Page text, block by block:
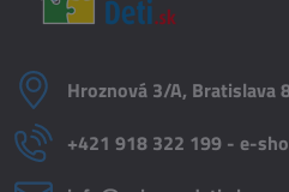
Hroznová 3/A, Bratislava
+421 918 322 199 - e-